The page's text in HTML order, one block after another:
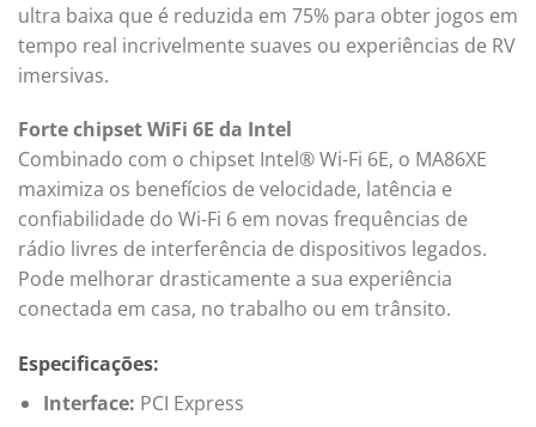
ultra baixa que é reduzida em 75% para obter jogos em
tempo real incrivelmente suaves ou experiências de RV
imersivas.
Forte chipset WiFi 6E da Intel
Combinado com o chipset Intel® Wi-Fi 6E, o MA86XE
maximiza os benefícios de velocidade, latência e
confiabilidade do Wi-Fi 6 em novas frequências de
rádio livres de interferência de dispositivos legados.
Pode melhorar drasticamente a sua experiência
conectada em casa, no trabalho ou em trânsito.
Especificações:
Interface: PCI Express